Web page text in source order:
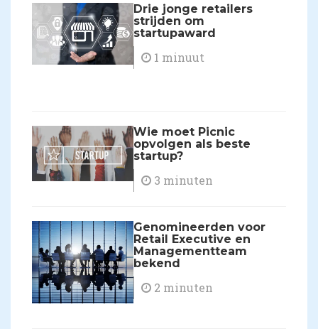
Drie jonge retailers
strijden om
startupaward
1 minuut
Wie moet Picnic
opvolgen als beste
startup?
3 minuten
Genomineerden voor
Retail Executive en
Managementteam
bekend
2 minuten